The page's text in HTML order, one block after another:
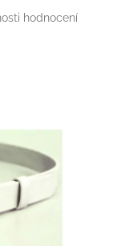
hodnocení